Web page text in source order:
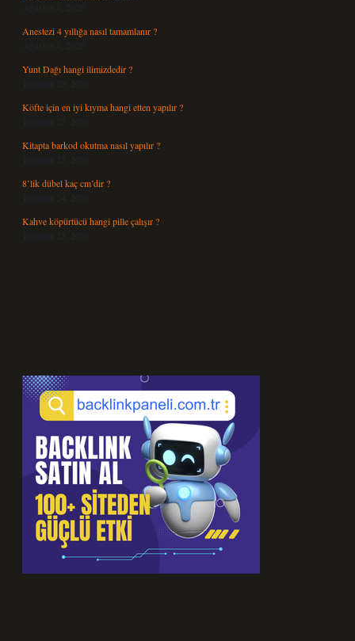
Ağustos 4, 2026
Anestezi 4 yıllığa nasıl tamamlanır ?
Ağustos 4, 2026
Yunt Dağı hangi ilimizdedir ?
Temmuz 29, 2026
Köfte için en iyi kıyma hangi etten yapılır ?
Temmuz 27, 2026
Kitapta barkod okutma nasıl yapılır ?
Temmuz 25, 2026
8’lik dübel kaç cm’dir ?
Temmuz 24, 2026
Kahve köpürtücü hangi pille çalışır ?
Temmuz 23, 2026